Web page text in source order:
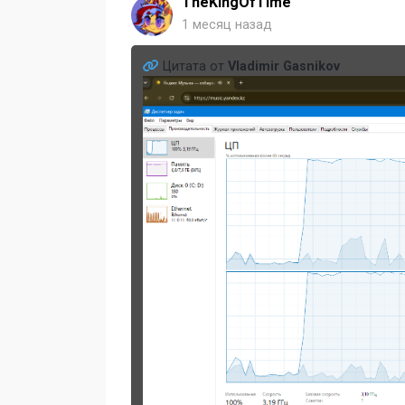
1 месяц назад
Цитата от Vladimir Gasnikov